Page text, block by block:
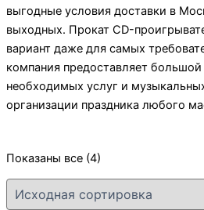
выгодные условия доставки в
выходных. Прокат CD-
вариант даже для самых
компания предоставляет
необходимых услуг и
организации праздника любого
Показаны все (4)